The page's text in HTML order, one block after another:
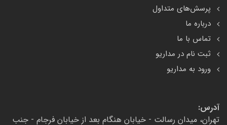
پرسش‌های متداول
درباره ما
تماس با ما
ثبت نام در مداریو
ورود به مداریو
آدرس:
تهران، میدان رسالت - خیابان هنگام بعد از خیابان فرجام - جنب